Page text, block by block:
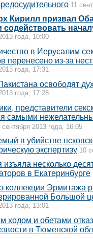
11
Кирилл призвал
содействовать
года, 10:00
в Иерусалим
перенесено из-за
года, 17:31
освободят
года, 17:28
представители
самыми
сентября 2013 года, 16:05
в убийстве
экспертизу 10
изъяла несколько
в Екатеринбурге
коллекции Эрмитажа
Большой
года, 13:01
ходом и обетами
в Тюменской